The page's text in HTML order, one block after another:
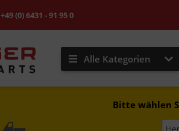
+49 (0) 6431 - 91 95 0
Alle Kategorien
Bitte wählen